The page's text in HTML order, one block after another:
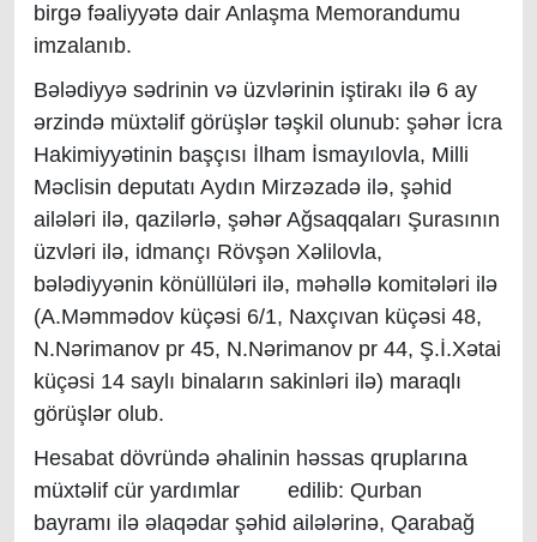
birgə fəaliyyətə dair Anlaşma Memorandumu
imzalanıb.
Bələdiyyə sədrinin və üzvlərinin iştirakı ilə 6 ay
ərzində müxtəlif görüşlər təşkil olunub: şəhər İcra
Hakimiyyətinin başçısı İlham İsmayılovla, Milli
Məclisin deputatı Aydın Mirzəzadə ilə, şəhid
ailələri ilə, qazilərlə, şəhər Ağsaqqaları Şurasının
üzvləri ilə, idmançı Rövşən Xəlilovla,
bələdiyyənin könüllüləri ilə, məhəllə komitələri ilə
(A.Məmmədov küçəsi 6/1, Naxçıvan küçəsi 48,
N.Nərimanov pr 45, N.Nərimanov pr 44, Ş.İ.Xətai
küçəsi 14 saylı binaların sakinləri ilə) maraqlı
görüşlər olub.
Hesabat dövründə əhalinin həssas qruplarına
müxtəlif cür yardımlar edilib: Qurban
bayramı ilə əlaqədar şəhid ailələrinə, Qarabağ